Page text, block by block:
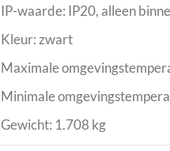
IP-waarde: IP20, alleen
Kleur: zwart
Maximale
Minimale
Gewicht: 1.708 kg